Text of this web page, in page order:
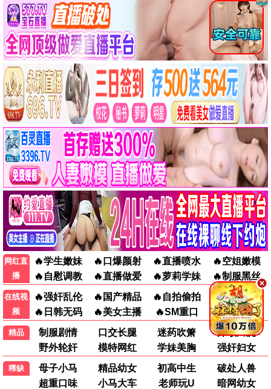
月下情深
爱情 / 文艺 / 高清
喜剧
今夜逗乐
喜剧 / 生活 / 高清
悬疑